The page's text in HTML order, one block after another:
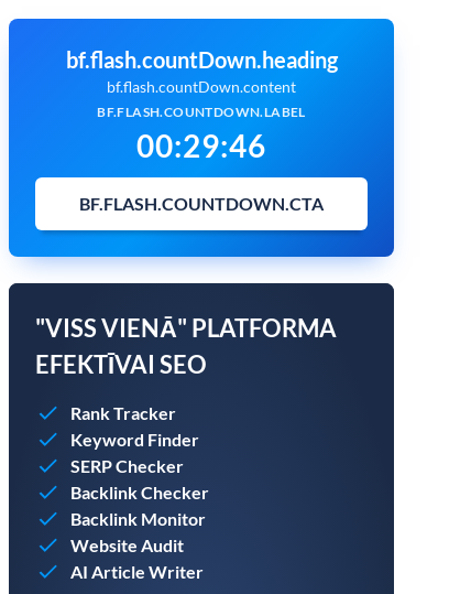
bf.flash.countDown.heading
bf.flash.countDown.content
BF.FLASH.COUNTDOWN.LABEL
00:29:45
BF.FLASH.COUNTDOWN.CTA
"VISS VIENĀ" PLATFORMA
EFEKTĪVAI SEO
Rank Tracker
Keyword Finder
SERP Checker
Backlink Checker
Backlink Monitor
Website Audit
AI Article Writer